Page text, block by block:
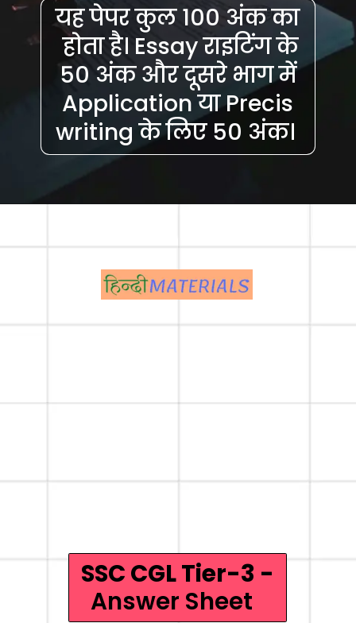
यह पेपर कुल 100 अंक का
होता है। Essay राइटिंग के
50 अंक और दूसरे भाग में
Application या Precis
writing के लिए 50 अंक।
SSC CGL Tier-3 -
Answer Sheet